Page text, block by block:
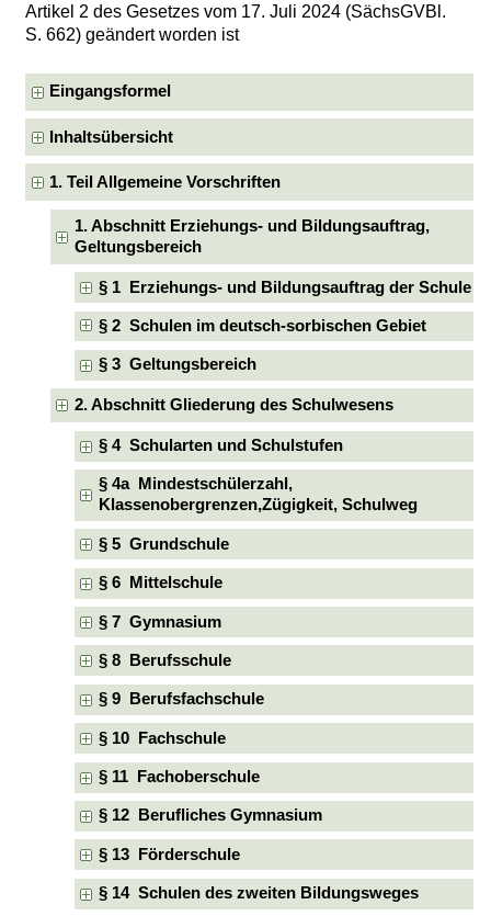
Artikel 2 des Gesetzes vom 17. Juli 2024 (SächsGVBl.
S. 662) geändert worden ist
Eingangsformel
Inhaltsübersicht
1. Teil Allgemeine Vorschriften
1. Abschnitt Erziehungs- und Bildungsauftrag,
Geltungsbereich
§ 1 Erziehungs- und Bildungsauftrag der Schule
§ 2 Schulen im deutsch-sorbischen Gebiet
§ 3 Geltungsbereich
2. Abschnitt Gliederung des Schulwesens
§ 4 Schularten und Schulstufen
§ 4a Mindestschülerzahl,
Klassenobergrenzen,Zügigkeit, Schulweg
§ 5 Grundschule
§ 6 Mittelschule
§ 7 Gymnasium
§ 8 Berufsschule
§ 9 Berufsfachschule
§ 10 Fachschule
§ 11 Fachoberschule
§ 12 Berufliches Gymnasium
§ 13 Förderschule
§ 14 Schulen des zweiten Bildungsweges